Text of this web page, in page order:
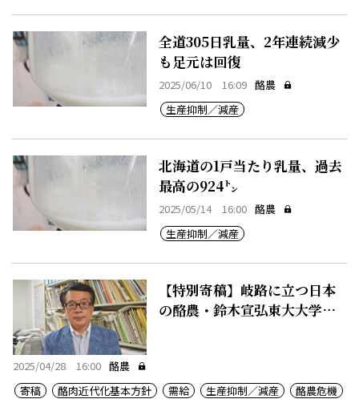
全道305日乳量、2年連続減少
も足元は回復
2025/06/10 16:09 酪農
生産抑制／減産
北海道の1戸当たり乳量、過去
最高の924㌧
2025/05/14 16:00 酪農
生産抑制／減産
【特別寄稿】岐路に立つ日本
の酪農・鈴木宣弘東大大学院
2025/04/28 16:00 酪農
寄稿
酪肉近代化基本方針 需給 生産抑制／減産
酪農危機